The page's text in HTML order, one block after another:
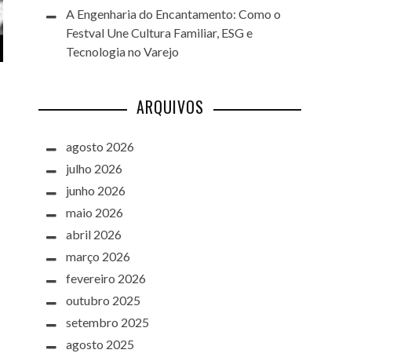
A Engenharia do Encantamento: Como o
Festval Une Cultura Familiar, ESG e
Tecnologia no Varejo
ARQUIVOS
agosto 2026
julho 2026
junho 2026
maio 2026
abril 2026
março 2026
fevereiro 2026
outubro 2025
setembro 2025
agosto 2025